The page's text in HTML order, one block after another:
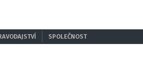
SPOLEČNOST